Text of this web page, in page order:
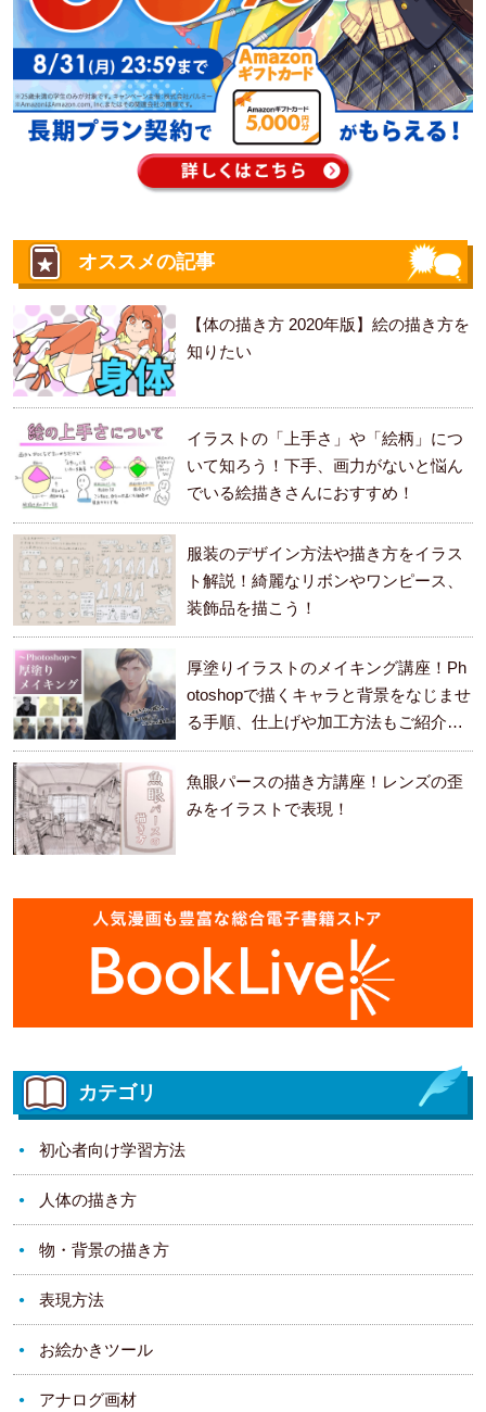
オススメの記事
【体の描き方 2020年版】絵の描き方を
知りたい
イラストの「上手さ」や「絵柄」につ
いて知ろう！下手、画力がないと悩ん
でいる絵描きさんにおすすめ！
服装のデザイン方法や描き方をイラス
ト解説！綺麗なリボンやワンピース、
装飾品を描こう！
厚塗りイラストのメイキング講座！Ph
otoshopで描くキャラと背景をなじませ
る手順、仕上げや加工方法もご紹介し
ます。
魚眼パースの描き方講座！レンズの歪
みをイラストで表現！
カテゴリ
初心者向け学習方法
人体の描き方
物・背景の描き方
表現方法
お絵かきツール
アナログ画材